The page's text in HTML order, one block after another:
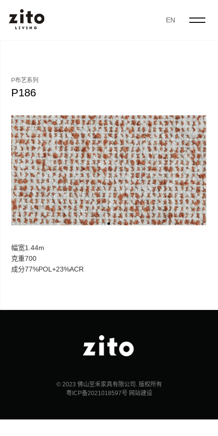
EN
P布艺系列
P186
幅宽1.44m
克重700
成分77%POL+23%ACR
© 2023 佛山至禾家具有限公司. 版权所有
粤ICP备2021018597号 网站建设